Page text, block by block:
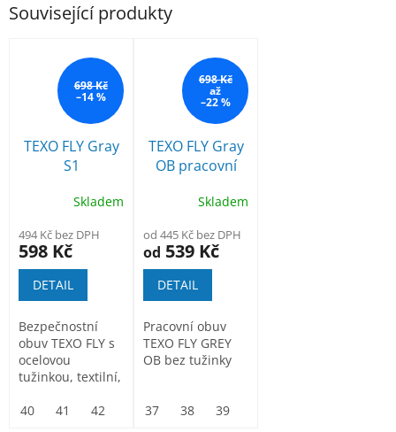
Související produkty
698 Kč
–14 %
TEXO FLY Gray
S1
polobotka
Skladem
494 Kč bez DPH
598 Kč
DETAIL
Bezpečnostní
obuv TEXO FLY s
ocelovou
tužinkou, textilní,
40
41 42
698 Kč
až
–22 %
TEXO FLY Gray
OB pracovní
Skladem
od 445 Kč bez DPH
od 539 Kč
DETAIL
Pracovní obuv
TEXO FLY GREY
OB bez tužinky
37 38 39